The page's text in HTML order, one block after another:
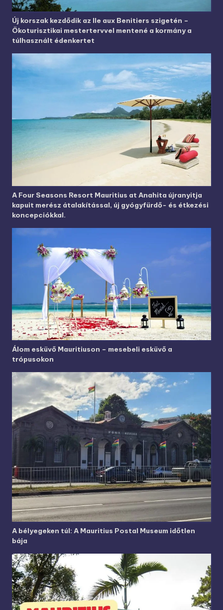
Új korszak kezdődik az Ile aux Benitiers szigetén –
Ökoturisztikai mestertervvel mentené a kormány a
túlhasznált édenkertet
A Four Seasons Resort Mauritius at Anahita újranyitja
kapuit merész átalakítással, új gyógyfürdő- és étkezési
koncepciókkal.
Álom esküvő Mauritiuson – mesebeli esküvő a
trópusokon
A bélyegeken túl: A Mauritius Postal Museum időtlen
bája